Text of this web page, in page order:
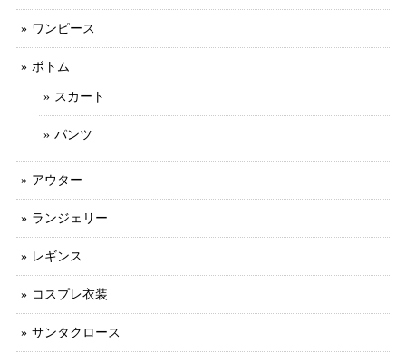
ワンピース
ボトム
スカート
パンツ
アウター
ランジェリー
レギンス
コスプレ衣装
サンタクロース